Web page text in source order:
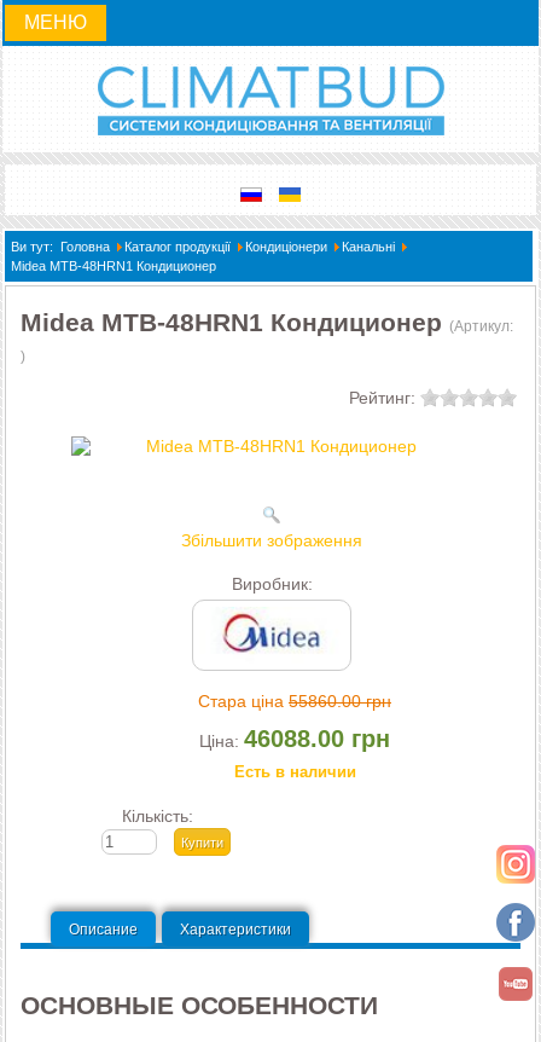
МЕНЮ
Ви тут: Головна Каталог продукції Кондиціонери
Канальні
Midea MTB-48HRN1 Кондиционер
Midea MTB-48HRN1 Кондиционер (Артикул:
)
Рейтинг:
Збільшити зображення
Виробник:
Стара ціна 55860.00 грн
Ціна: 46088.00 грн
Есть в наличии
Кількість:
Описание Характеристики
ОСНОВНЫЕ ОСОБЕННОСТИ